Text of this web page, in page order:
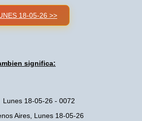
18-05-26 >>
significa:
18-05-26 - 0072
Aires, Lunes 18-05-26